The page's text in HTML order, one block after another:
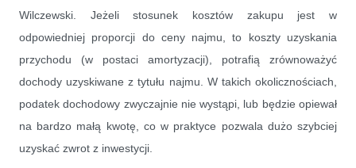
Wilczewski. Jeżeli stosunek kosztów zakupu jest w
odpowiedniej proporcji do ceny najmu, to koszty uzyskania
przychodu (w postaci amortyzacji), potrafią zrównoważyć
dochody uzyskiwane z tytułu najmu. W takich okolicznościach,
podatek dochodowy zwyczajnie nie wystąpi, lub będzie opiewał
na bardzo małą kwotę, co w praktyce pozwala dużo szybciej
uzyskać zwrot z inwestycji.